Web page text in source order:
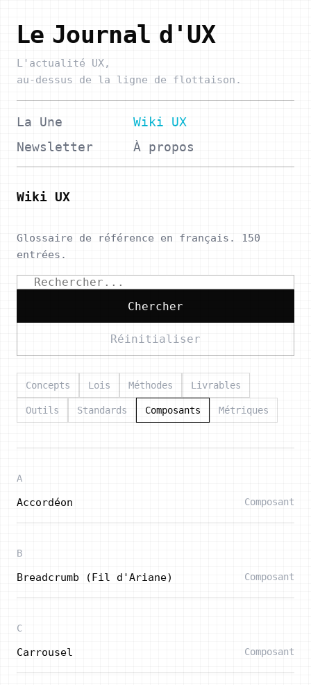
Le Journal d'UX
L'actualité UX,
au-dessus de la ligne de flottaison.
La Une
Wiki UX
Newsletter
À propos
Wiki UX
Glossaire de référence en français. 150
entrées.
Chercher
Réinitialiser
Concepts Lois Méthodes Livrables
Outils Standards Composants Métriques
A
Accordéon Composant
B
Breadcrumb (Fil d'Ariane) Composant
C
Carrousel Composant